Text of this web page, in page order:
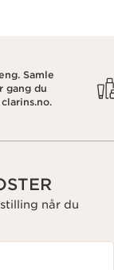
Samle
gang du
når du